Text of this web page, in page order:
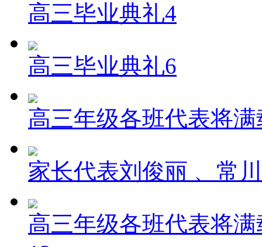
高三毕业典礼4
高三毕业典礼6
高三年级各班代表将
家长代表刘俊丽 、常
高三年级各班代表将